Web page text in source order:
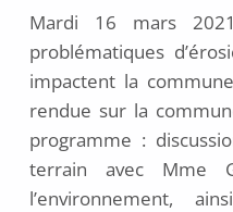
r
s
0
2
1
Mardi 16 mars
problématiques
impactent la
rendue sur la
programme :
terrain avec Mme
l’environnement,